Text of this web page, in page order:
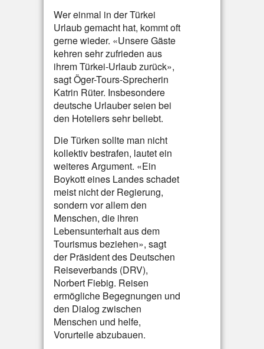
Wer einmal in der Türkei
Urlaub gemacht hat, kommt oft
gerne wieder. «Unsere Gäste
kehren sehr zufrieden aus
ihrem Türkei-Urlaub zurück»,
sagt Öger-Tours-Sprecherin
Katrin Rüter. Insbesondere
deutsche Urlauber seien bei
den Hoteliers sehr beliebt.
Die Türken sollte man nicht
kollektiv bestrafen, lautet ein
weiteres Argument. «Ein
Boykott eines Landes schadet
meist nicht der Regierung,
sondern vor allem den
Menschen, die ihren
Lebensunterhalt aus dem
Tourismus beziehen», sagt
der Präsident des Deutschen
Reiseverbands (DRV),
Norbert Fiebig. Reisen
ermögliche Begegnungen und
den Dialog zwischen
Menschen und helfe,
Vorurteile abzubauen.